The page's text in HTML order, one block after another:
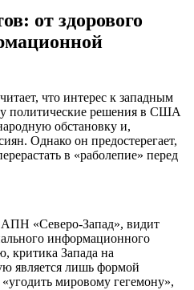
от здорового
что интерес к западным
политические решения в США
обстановку и,
Однако он предостерегает,
в «раболепие» перед
«Северо-Запад», видит
информационного
критика Запада на
является лишь формой
мировому гегемону»,